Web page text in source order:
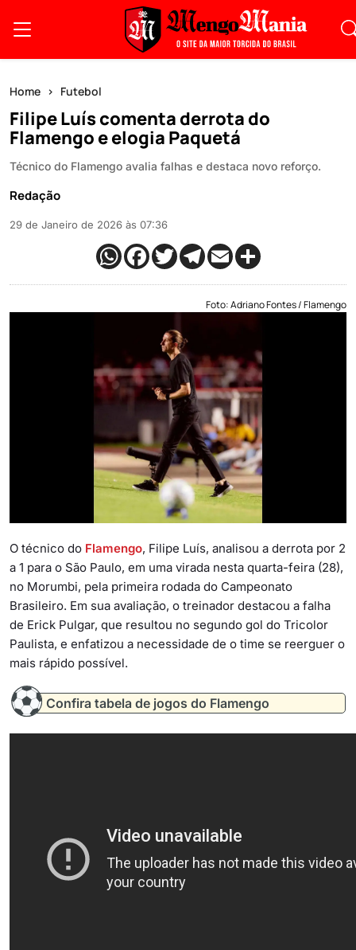
Home Futebol
Filipe Luís comenta derrota do
Flamengo e elogia Paquetá
Técnico do Flamengo avalia falhas e destaca novo reforço.
Redação
29 de Janeiro de 2026 às 07:36
Foto: Adriano Fontes / Flamengo
O técnico do Flamengo, Filipe Luís, analisou a derrota por 2
a 1 para o São Paulo, em uma virada nesta quarta-feira (28),
no Morumbi, pela primeira rodada do Campeonato
Brasileiro. Em sua avaliação, o treinador destacou a falha
de Erick Pulgar, que resultou no segundo gol do Tricolor
Paulista, e enfatizou a necessidade de o time se reerguer o
mais rápido possível.
Confira tabela de jogos do Flamengo